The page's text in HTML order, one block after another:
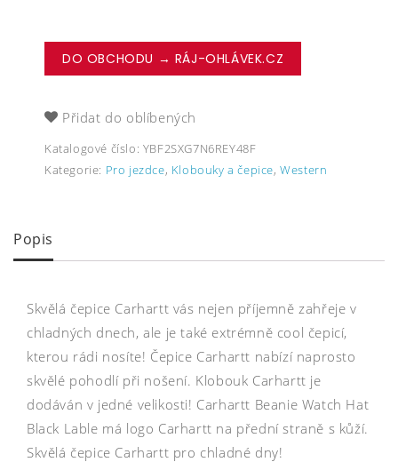
DO OBCHODU → RÁJ-OHLÁVEK.CZ
Přidat do oblíbených
Katalogové číslo: YBF2SXG7N6REY48F
Kategorie: Pro jezdce, Klobouky a čepice,Western
Popis
Skvělá čepice Carhartt vás nejen příjemně zahřeje v
chladných dnech, ale je také extrémně cool čepicí,
kterou rádi nosíte! Čepice Carhartt nabízí naprosto
skvělé pohodlí při nošení. Klobouk Carhartt je
dodáván v jedné velikosti! Carhartt Beanie Watch Hat
Black Lable má logo Carhartt na přední straně s kůží.
Skvělá čepice Carhartt pro chladné dny!